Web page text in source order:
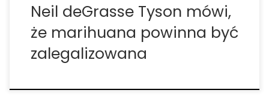
Neil deGrasse Tyson mówi,
że marihuana powinna być
zalegalizowana